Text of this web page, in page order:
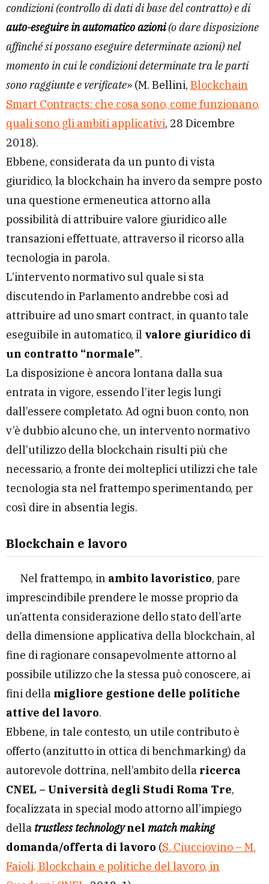
condizioni (controllo di dati di base del contratto) e di
auto-eseguire in automatico azioni(o dare disposizione
affinché si possano eseguire determinate azioni) nel
momento in cui le condizioni determinate tra le parti
sono raggiunte e verificate» (M. Bellini, Blockchain
Smart Contracts: che cosa sono, come funzionano,
quali sono gli ambiti applicativi, 28 Dicembre
2018).
Ebbene, considerata da un punto di vista
giuridico, la blockchain ha invero da sempre posto
una questione ermeneutica attorno alla
possibilità di attribuire valore giuridico alle
transazioni effettuate, attraverso il ricorso alla
tecnologia in parola.
L’intervento normativo sul quale si sta
discutendo in Parlamento andrebbe così ad
attribuire ad uno smart contract, in quanto tale
eseguibile in automatico, il valore giuridico di
un contratto “normale”.
La disposizione è ancora lontana dalla sua
entrata in vigore, essendo l’iter legis lungi
dall’essere completato. Ad ogni buon conto, non
v’è dubbio alcuno che, un intervento normativo
dell’utilizzo della blockchain risulti più che
necessario, a fronte dei molteplici utilizzi che tale
tecnologia sta nel frattempo sperimentando, per
così dire in absentia legis.
Blockchain e lavoro
Nel frattempo, in ambito lavoristico, pare
imprescindibile prendere le mosse proprio da
un’attenta considerazione dello stato dell’arte
della dimensione applicativa della blockchain, al
fine di ragionare consapevolmente attorno al
possibile utilizzo che la stessa può conoscere, ai
fini della migliore gestione delle politiche
attive del lavoro.
Ebbene, in tale contesto, un utile contributo è
offerto (anzitutto in ottica di benchmarking) da
autorevole dottrina, nell’ambito della ricerca
CNEL – Università degli Studi Roma Tre,
focalizzata in special modo attorno all’impiego
della trustless technologynel match making
domanda/offerta di lavoro (S. Ciucciovino – M.
Faioli, Blockchain e politiche del lavoro, in